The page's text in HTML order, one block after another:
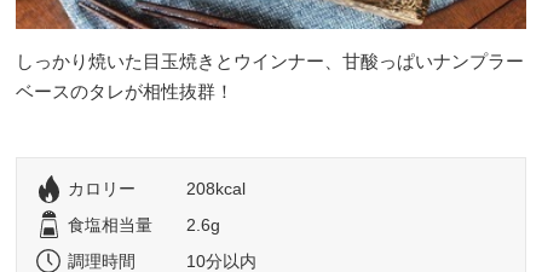
しっかり焼いた目玉焼きとウインナー、甘酸っぱいナンプラー
ベースのタレが相性抜群！
カロリー
208kcal
食塩相当量
2.6g
調理時間
10分以内